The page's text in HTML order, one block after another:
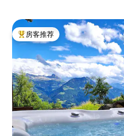
热门「房客推荐」
房客推荐